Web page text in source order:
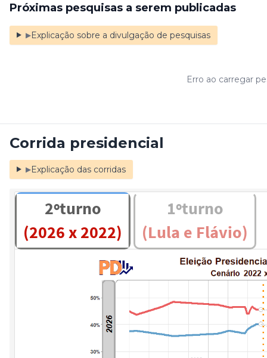
Próximas pesquisas a serem publicadas
▶Explicação sobre a divulgação de pesquisas
Erro ao carregar
Corrida presidencial
▶Explicação das corridas